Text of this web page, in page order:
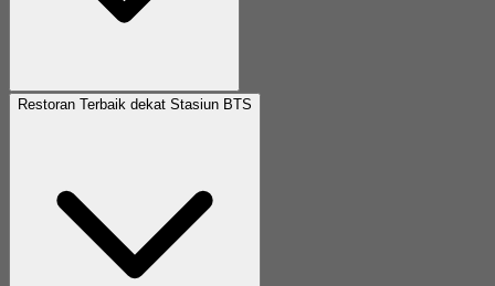
Restoran Terbaik dekat Stasiun BTS